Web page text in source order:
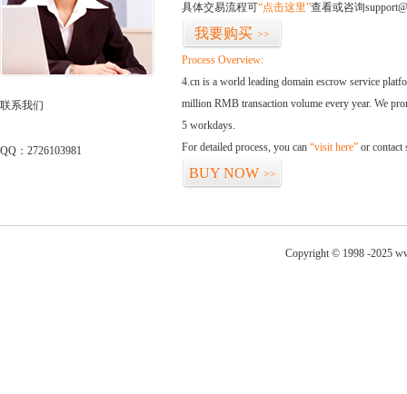
联系我们
QQ：2726103981
具体交易流程可“点击这里”查看或咨询
我要购买 >>
Process Overview:
4.cn is a world leading domain escrow service
million RMB transaction volume every year. We
5 workdays.
For detailed process, you can “visit here” or contact
BUY NOW >>
Copyright © 1998 -2025